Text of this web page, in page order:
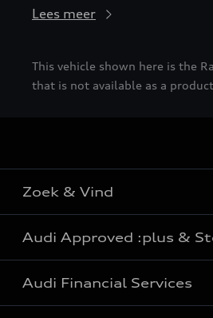
Lees meer
This vehicle shown here is the
that is not available as a
Zoek & Vind
Alle modellen
Audi Approved :plus &
Audi Approved :plus
Audi Financial Services